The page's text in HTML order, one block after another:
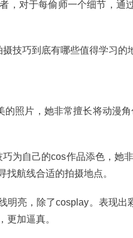
，对于每偷师一个细节，通
技巧到底有哪些值得学习的
照片，她非常擅长将动漫
为自己的cos作品添色，她
航线合适的拍摄地点。
明亮，除了cosplay。表现
更加逼真。